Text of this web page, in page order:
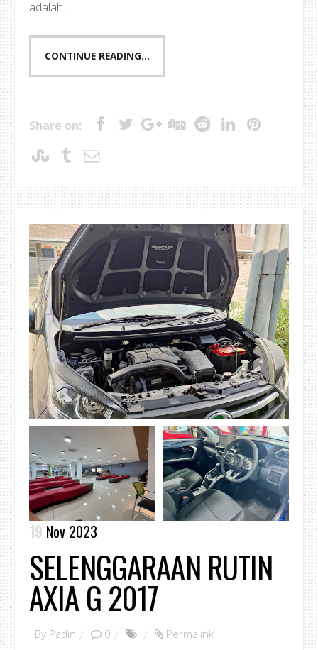
adalah...
CONTINUE READING...
Share on:
19 Nov 2023
SELENGGARAAN RUTIN
AXIA G 2017
By Padin 0 Permalink